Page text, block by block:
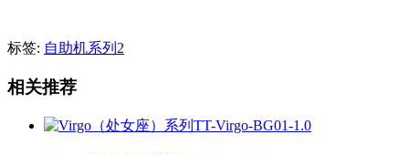
标签: 自助机系列2
相关推荐